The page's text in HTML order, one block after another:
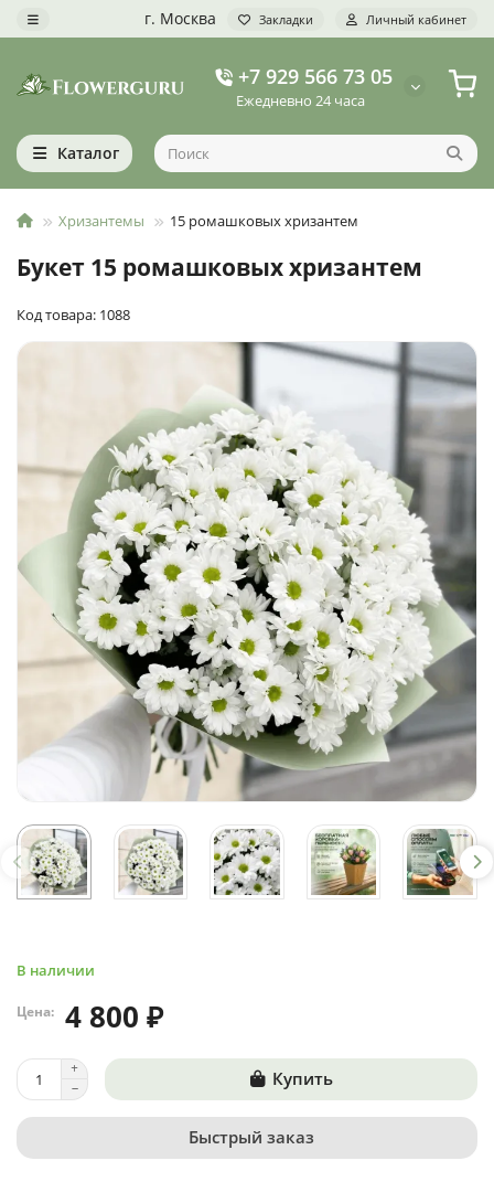
г. Москва Закладки Личный кабинет
+7 929 566 73 05
Ежедневно 24 часа
Каталог
Хризантемы 15 ромашковых хризантем
Букет 15 ромашковых хризантем
Код товара: 1088
В наличии
Цена: 4 800 ₽
Купить
Быстрый заказ